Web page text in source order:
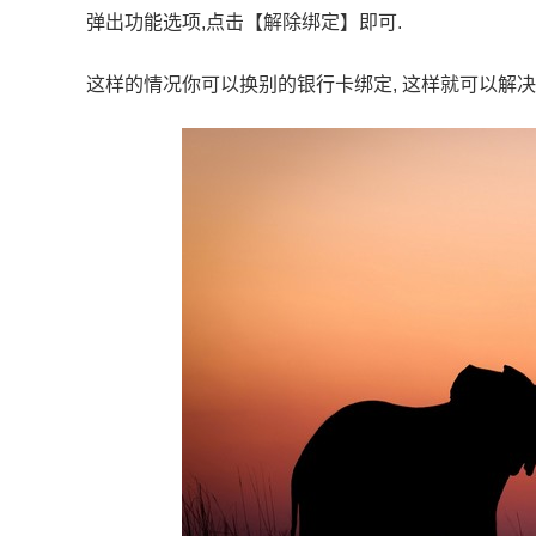
弹出功能选项,点击【解除绑定】即可.
这样的情况你可以换别的银行卡绑定, 这样就可以解